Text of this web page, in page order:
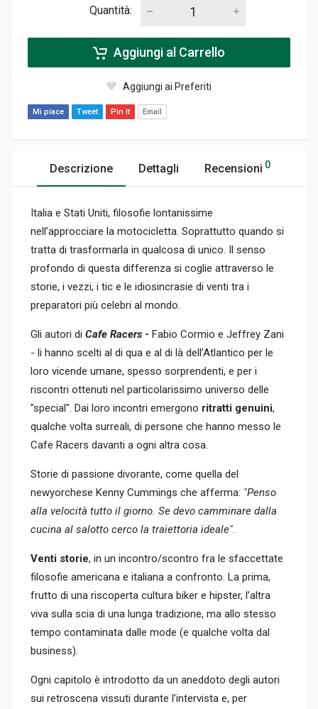
Quantità:
Aggiungi al Carrello
Aggiungi ai Preferiti
Mi piace Tweet Pin It Email
Descrizione Dettagli Recensioni 0
Italia e Stati Uniti, filosofie lontanissime
nell’approcciare la motocicletta. Soprattutto quando si
tratta di trasformarla in qualcosa di unico. Il senso
profondo di questa differenza si coglie attraverso le
storie, i vezzi, i tic e le idiosincrasie di venti tra i
preparatori più celebri al mondo.
Gli autori di Cafe Racers - Fabio Cormio e Jeffrey Zani
- li hanno scelti al di qua e al di là dell’Atlantico per le
loro vicende umane, spesso sorprendenti, e per i
riscontri ottenuti nel particolarissimo universo delle
"special". Dai loro incontri emergono ritratti genuini,
qualche volta surreali, di persone che hanno messo le
Cafe Racers davanti a ogni altra cosa.
Storie di passione divorante, come quella del
newyorchese Kenny Cummings che afferma: "Penso
alla velocità tutto il giorno. Se devo camminare dalla
cucina al salotto cerco la traiettoria ideale".
Venti storie, in un incontro/scontro fra le sfaccettate
filosofie americana e italiana a confronto. La prima,
frutto di una riscoperta cultura biker e hipster, l’altra
viva sulla scia di una lunga tradizione, ma allo stesso
tempo contaminata dalle mode (e qualche volta dal
business).
Ogni capitolo è introdotto da un aneddoto degli autori
sui retroscena vissuti durante l’intervista e, per